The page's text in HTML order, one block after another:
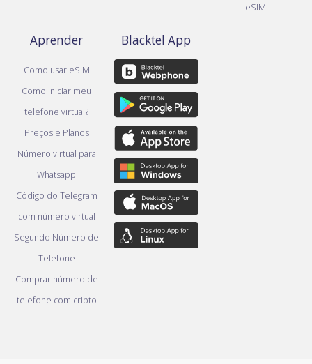
eSIM
Aprender
Como usar eSIM
Como iniciar meu
telefone virtual?
Preços e Planos
Número virtual para
Whatsapp
Código do Telegram
com número virtual
Segundo Número de
Telefone
Comprar número de
telefone com cripto
Blacktel App